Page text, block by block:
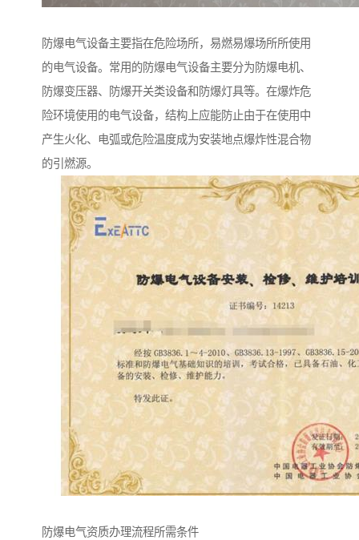
防爆电气设备主要指在危险场所，易燃易爆场所所使用
的电气设备。常用的防爆电气设备主要分为防爆电机、
防爆变压器、防爆开关类设备和防爆灯具等。在爆炸危
险环境使用的电气设备，结构上应能防止由于在使用中
产生火化、电弧或危险温度成为安装地点爆炸性混合物
的引燃源。
防爆电气资质办理流程所需条件